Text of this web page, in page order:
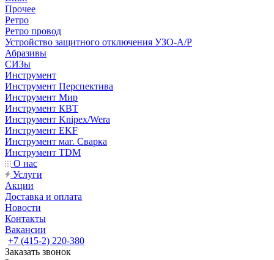
Прочее
Ретро
Ретро провод
Устройство защитного отключения УЗО-А/Р
Абразивы
СИЗы
Инструмент
Инструмент Перспектива
Инструмент Мир
Инструмент КВТ
Инструмент Knipex/Wera
Инструмент EKF
Инструмент маг. Сварка
Инструмент TDM
О нас
Услуги
Акции
Доставка и оплата
Новости
Контакты
Вакансии
+7 (415-2) 220-380
Заказать звонок